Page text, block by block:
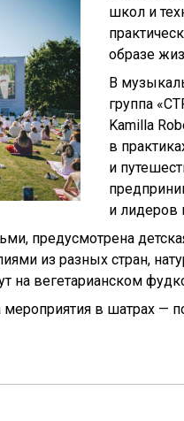
школ и
образе
В
группа
Kamilla
в
и
и лидеров
предусмотрена
из разных стран,
на вегетарианском
в шатрах —